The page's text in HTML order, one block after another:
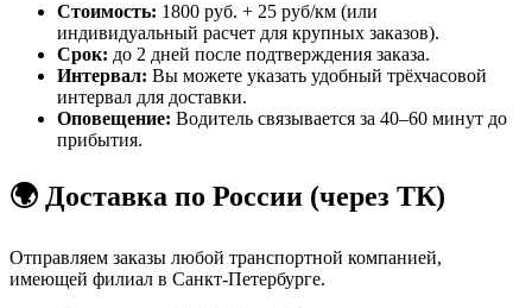
Стоимость: 1800 руб. + 25 руб/км (или
индивидуальный расчет для крупных заказов).
Срок: до 2 дней после подтверждения заказа.
Интервал: Вы можете указать удобный трёхчасовой
интервал для доставки.
Оповещение: Водитель связывается за 40–60 минут до
прибытия.
🌍 Доставка по России (через ТК)
Отправляем заказы любой транспортной компанией,
имеющей филиал в Санкт-Петербурге.